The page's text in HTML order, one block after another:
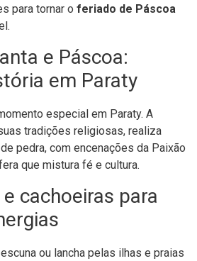
para tornar o feriado de Páscoa
e Páscoa:
em Paraty
especial em Paraty. A
tradições religiosas, realiza
pedra, com encenações da Paixão
que mistura fé e cultura.
cachoeiras para
ou lancha pelas ilhas e praias